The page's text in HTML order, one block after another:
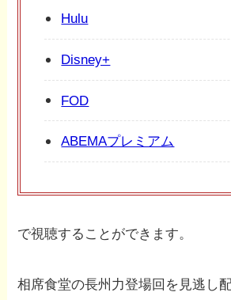
Hulu
Disney+
FOD
ABEMAプレミアム
で視聴することができます。
相席食堂の長州力登場回を見逃し